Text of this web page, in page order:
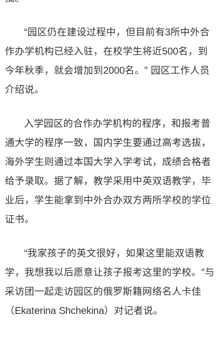
“园区仍在建设过程中，但目前有3所中外合
作办学机构已经入驻，在校学生将近500名，到
今年秋季，就会增加到2000名。” 园区工作人员
介绍说。
入学园区的合作办学机构的程序，和报考普
通大学的程序一致，国内学生要通过高考选拔，
海外学生则通过本国大学入学考试，成绩合格者
给予录取。据了解，教学采用中英双语教学，毕
业后，学生能拿到中外合办双方两所学校的学位
证书。
“我家孩子的英文很好，如果这里能双语教
学，我想我以后愿意让孩子报考这里的学校。”与
采访团一起走访园区的俄罗斯籍网络名人卡佳
（Ekaterina Shchekina）对记者说。